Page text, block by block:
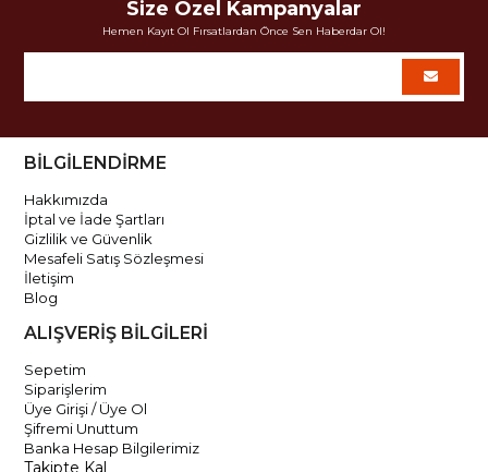
Size Özel Kampanyalar
Hemen Kayıt Ol Fırsatlardan Önce Sen Haberdar Ol!
BİLGİLENDİRME
Hakkımızda
İptal ve İade Şartları
Gizlilik ve Güvenlik
Mesafeli Satış Sözleşmesi
İletişim
Blog
ALIŞVERİŞ BİLGİLERİ
Sepetim
Siparişlerim
Üye Girişi / Üye Ol
Şifremi Unuttum
Banka Hesap Bilgilerimiz